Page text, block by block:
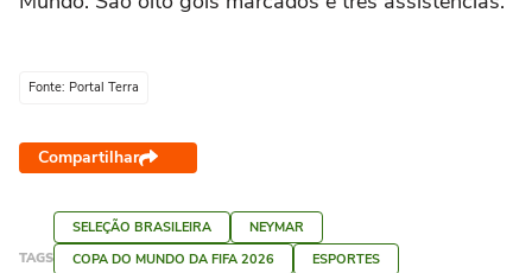
Fonte: Portal Terra
Compartilhar
TAGS
SELEÇÃO BRASILEIRA
NEYMAR
COPA DO MUNDO DA FIFA 2026
ESPORTES